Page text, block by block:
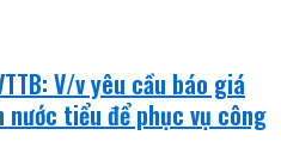
V/v yêu cầu báo giá
tiểu để phục vụ công